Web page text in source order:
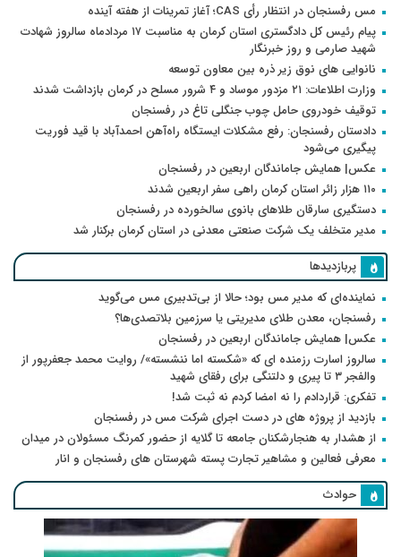
مس رفسنجان در انتظار رأی CAS؛ آغاز تمرینات از هفته آینده
پیام رئیس کل دادگستری استان کرمان به مناسبت ۱۷ مردادماه سالروز شهادت
شهید صارمی و روز خبرنگار
نانوایی های نوق زیر ذره بین معاون توسعه
وزارت اطلاعات: ۲۱ مزدور موساد و ۴ شرور مسلح در کرمان بازداشت شدند
توقیف خودروی حامل چوب جنگلی تاغ در رفسنجان
دادستان رفسنجان: رفع مشکلات ایستگاه راه‌آهن احمدآباد با قید فوریت
پیگیری می‌شود
عکس| همایش جاماندگان اربعین در رفسنجان
۱۱۰ هزار زائر استان کرمان راهی سفر اربعین شدند
دستگیری سارقان طلاهای بانوی سالخورده در رفسنجان
مدیر متخلف یک شرکت صنعتی معدنی در استان کرمان برکنار شد
پربازدیدها
نماینده‌ای که مدیر مس بود؛ حالا از بی‌تدبیری مس می‌گوید
رفسنجان، معدن طلای مدیریتی یا سرزمین بلاتصدی‌ها؟
عکس| همایش جاماندگان اربعین در رفسنجان
سالروز اسارت رزمنده ای که «شکسته اما ننشسته»/ روایت محمد جعفرپور از
والفجر ۳ تا پیری و دلتنگی برای رفقای شهید
تفکری: قراردادم را نه امضا کردم نه ثبت شد!
بازدید از پروژه های در دست اجرای شرکت مس در رفسنجان
از هشدار به هنجارشکنان جامعه تا گلایه از حضور کمرنگ مسئولان در میدان
معرفی فعالین و مشاهیر تجارت پسته شهرستان های رفسنجان و انار
حوادث